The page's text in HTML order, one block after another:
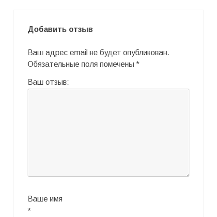
Добавить отзыв
Ваш адрес email не будет опубликован.
Обязательные поля помечены *
Ваш отзыв:
Ваше имя
*